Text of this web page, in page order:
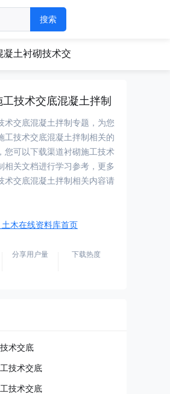
凝土衬砌技术交
技术交底混凝土拌制
术交底混凝土拌制专题，为您
工技术交底混凝土拌制相关的
您可以下载渠道衬砌施工技术
相关文档进行学习参考，更多
术交底混凝土拌制相关内容请
木在线资料库首页
分享用户量 下载热度
术交底
技术交底
技术交底